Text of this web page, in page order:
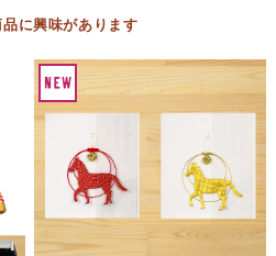
に興味があります